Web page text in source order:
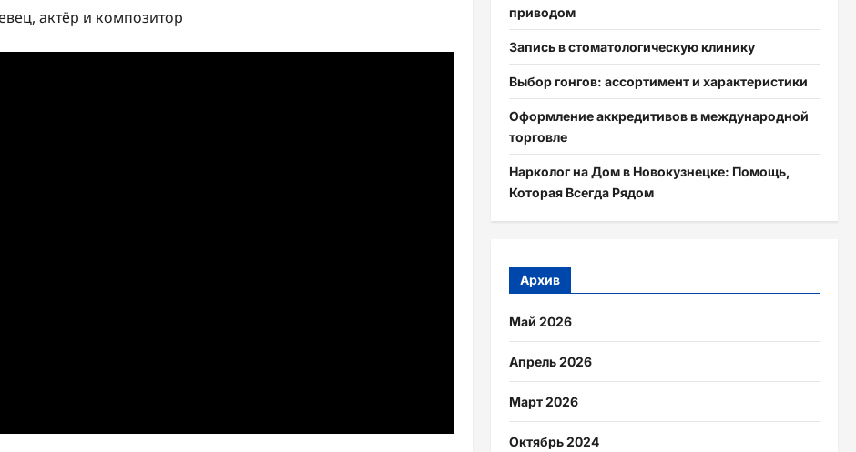
приводом
Запись в стоматологическую клинику
Выбор гонгов: ассортимент и характеристики
Оформление аккредитивов в международной
торговле
Нарколог на Дом в Новокузнецке: Помощь,
Которая Всегда Рядом
Архив
Май 2026
Апрель 2026
Март 2026
Октябрь 2024